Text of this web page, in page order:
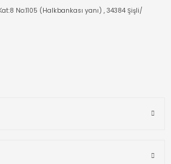
Kat:8 No:1105 (Halkbankası yanı) , 34384 Şişli/